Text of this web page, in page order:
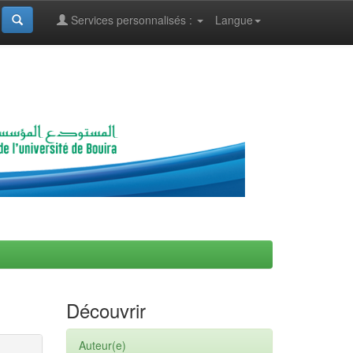
Langue
Services personnalisés :
Découvrir
Auteur(e)